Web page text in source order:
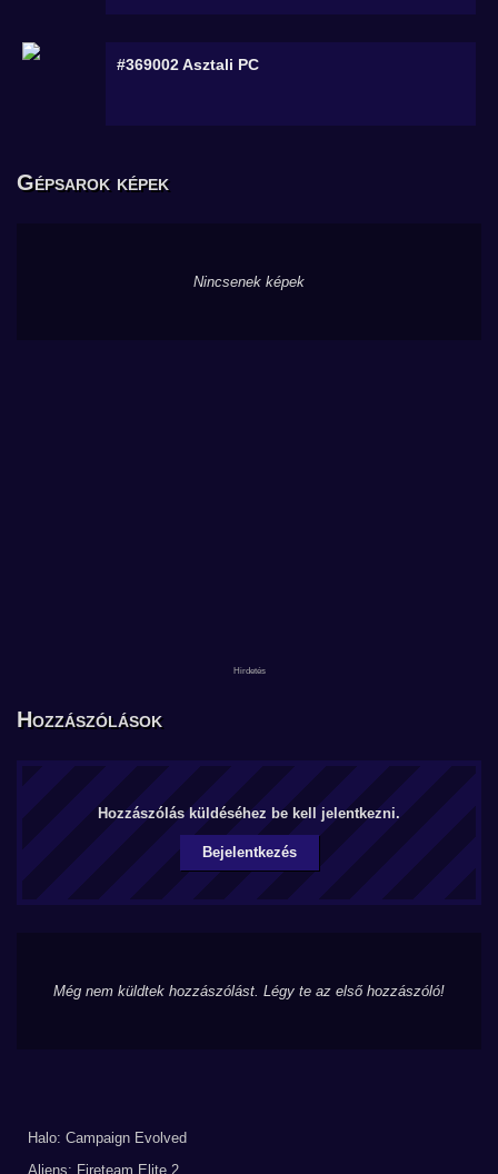
#369002Asztali PC
Gépsarok képek
Nincsenek képek
Hozzászólások
Hozzászólás küldéséhez be kell jelentkezni.
Bejelentkezés
Még nem küldtek hozzászólást. Légy te az első hozzászóló!
Halo: Campaign Evolved
Aliens: Fireteam Elite 2